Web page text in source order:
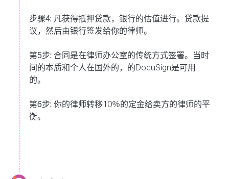
步骤4:凡获得抵押贷款，银行的估值进行。贷款提
议，然后由银行签发给你的律师。
第5步:合同是在律师办公室的传统方式签署。当时
间的本质和个人在国外的，的DocuSign是可用
的。
第6步:你的律师转移10％的定金给卖方的律师的平
衡。